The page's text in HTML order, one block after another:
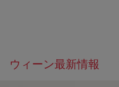
ニ
の
ウィーン最新情報